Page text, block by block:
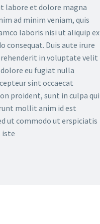
labore et dolore magna
ad minim veniam, quis
laboris nisi ut aliquip ex
consequat. Duis aute irure
in voluptate velit
eu fugiat nulla
sint occaecat
proident, sunt in culpa qui
mollit anim id est
ut commodo ut erspiciatis
iste